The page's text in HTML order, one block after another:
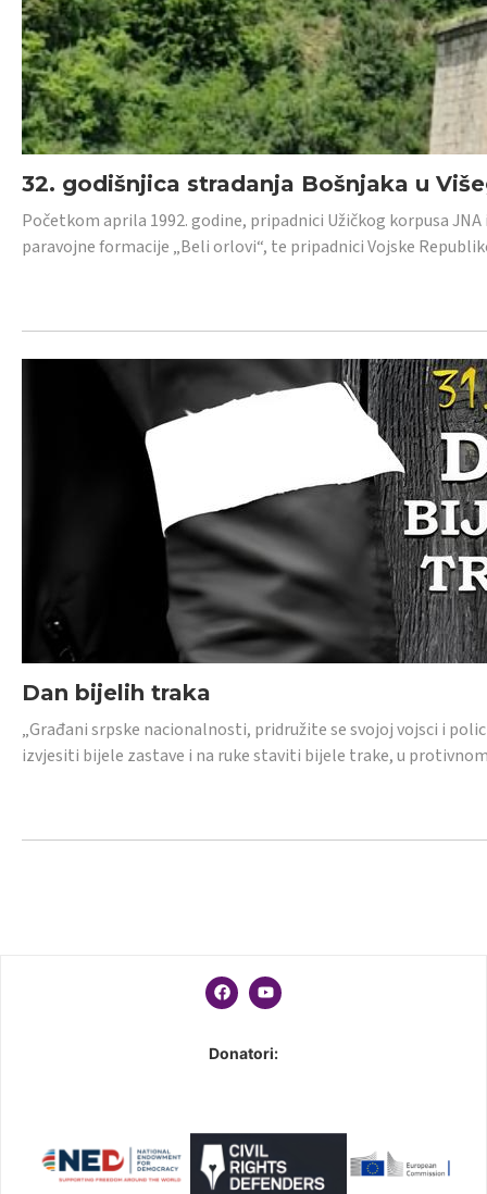
32. godišnjica stradanja Bošnjaka u
Početkom aprila 1992. godine, pripadnici Užičkog korpusa
paravojne formacije „Beli orlovi“, te pripadnici Vojske
Dan bijelih traka
„Građani srpske nacionalnosti, pridružite se svojoj vojsci i
izvjesiti bijele zastave i na ruke staviti bijele trake, u
Donatori: